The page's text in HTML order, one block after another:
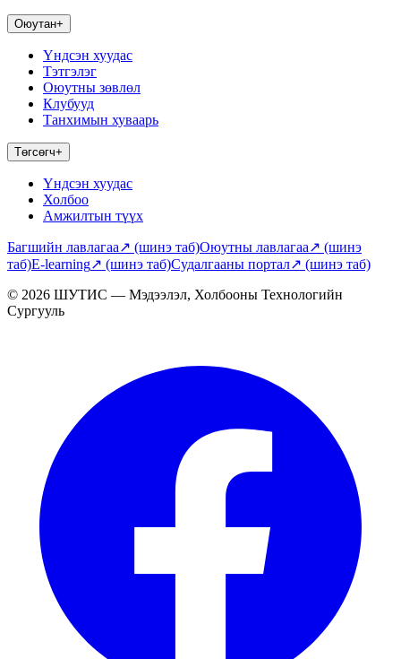
Оюутан+
Үндсэн хуудас
Тэтгэлэг
Оюутны зөвлөл
Клубууд
Танхимын хуваарь
Төгсөгч+
Үндсэн хуудас
Холбоо
Амжилтын түүх
Багшийн лавлагаа↗ (шинэ таб)Оюутны лавлагаа↗ (шинэ
таб)E-learning↗ (шинэ таб)Судалгааны портал↗ (шинэ таб)
© 2026 ШУТИС — Мэдээлэл, Холбооны Технологийн
Сургууль